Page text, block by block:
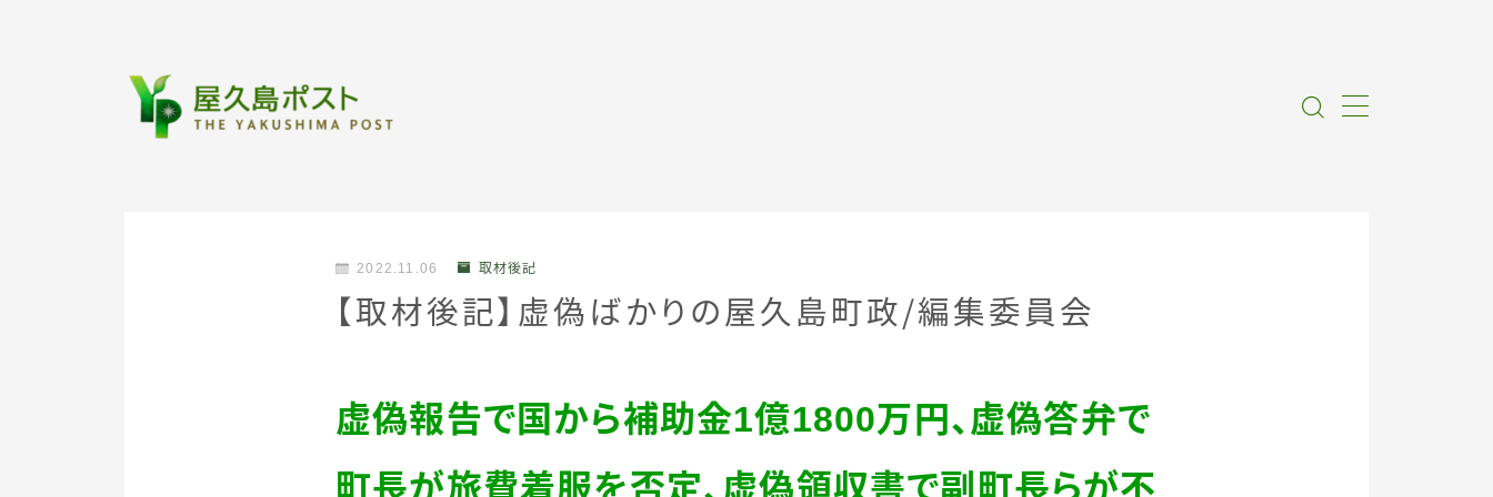
私たちについて
情報提供
2022.11.06 取材後記
【取材後記】虚偽ばかりの屋久島町政／編集委員会
虚偽報告で国から補助金1億1800万円、虚偽答弁で
町長が旅費着服を否定、虚偽領収書で副町長らが不